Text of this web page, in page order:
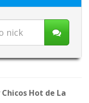
Hot de La